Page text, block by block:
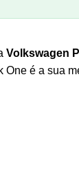
Volkswagen
One é a sua